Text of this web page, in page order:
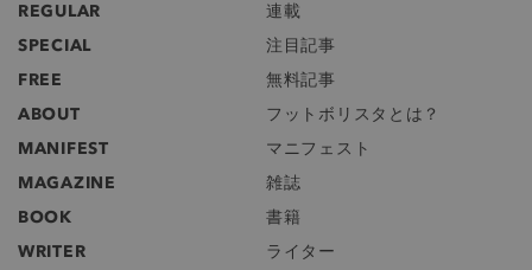
REGULAR
連載
SPECIAL
注目記事
FREE
無料記事
ABOUT
フットボリスタとは？
MANIFEST
マニフェスト
MAGAZINE
雑誌
BOOK
書籍
WRITER
ライター